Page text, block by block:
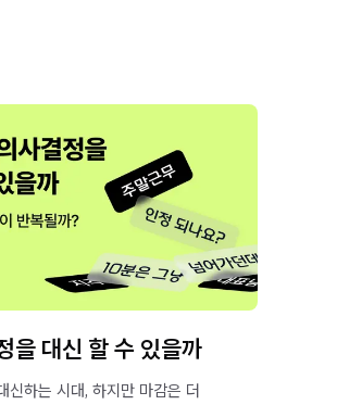
을 대신 할 수 있을까
신하는 시대, 하지만 마감은 더